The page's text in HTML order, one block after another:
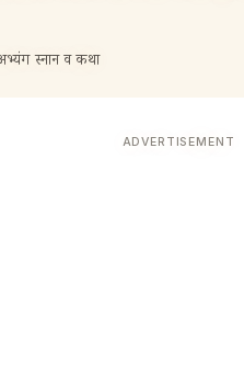
स्नान व कथा
ADVERTISEMENT